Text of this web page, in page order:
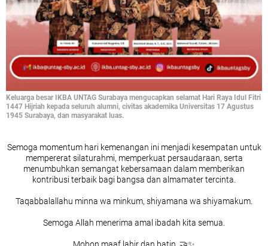
Keluarga besar IKBA UNTAG Surabaya mengucapkan selamat Hari Raya Idul Fitri
1447 Hijriah kepada seluruh alumni, civitas akademika Universitas 17 Agustus
1945 Surabaya, dan masyarakat luas.
Semoga momentum hari kemenangan ini menjadi kesempatan untuk
mempererat silaturahmi, memperkuat persaudaraan, serta
menumbuhkan semangat kebersamaan dalam memberikan
kontribusi terbaik bagi bangsa dan almamater tercinta.
Taqabbalallahu minna wa minkum, shiyamana wa shiyamakum.
Semoga Allah menerima amal ibadah kita semua.